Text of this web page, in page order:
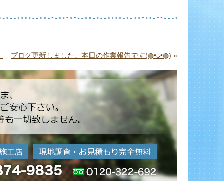
ブログ更新しました。本日の作業報告です(◍•ᴗ•◍) »